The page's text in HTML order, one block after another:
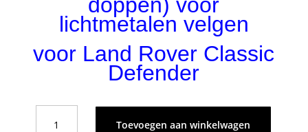
lichtmetalen velgen
voor Land Rover Classic
Defender
Toevoegen aan winkelwagen